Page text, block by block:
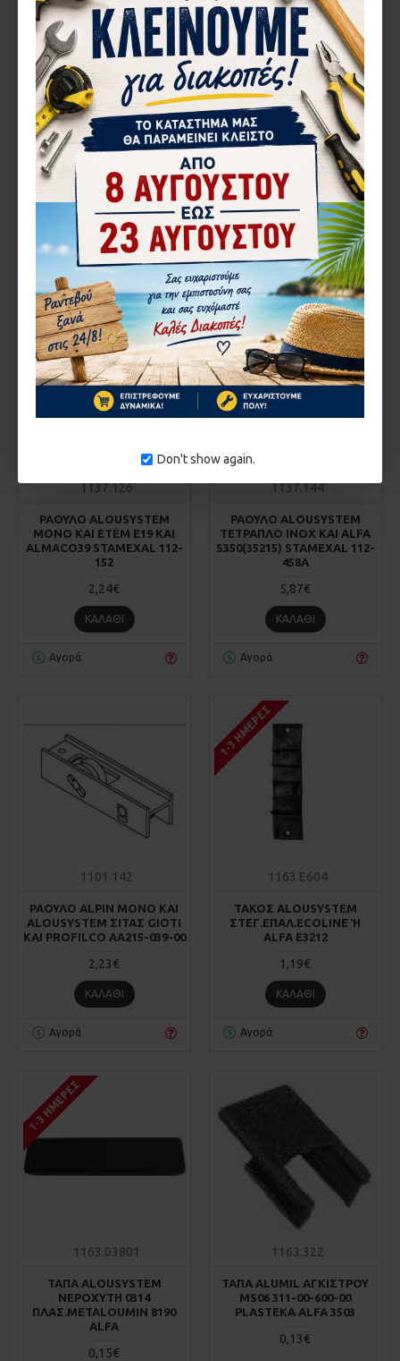
Don't show again.
1101.104
ΡΑΟΥΛΟ ALOUSYSTEM
ΜΟΝΟ GIOTI
2,16€
ΚΑΛΆΘΙ
Αγορά
1137.143
ΡΑΟΥΛΟ ALOUSYSTEM
ΜΟΝΟ INOX KAI ALFA
S350(35215) STAMEXAL 112-
158A
3,39€
ΚΑΛΆΘΙ
1137.126
ΡΑΟΥΛΟ ALOUSYSTEM
ΜΟΝΟ KAI ΕΤΕΜ Ε19 KAI
ALMACO39 STAMEXAL 112-
152
2,24€
ΚΑΛΆΘΙ
Αγορά
1-3 ΗΜΈΡΕΣ
1137.144
ΡΑΟΥΛΟ ALOUSYSTEM
ΤΕΤΡΑΠΛΟ ΙΝΟΧ KAI ALFA
S350(35215) STAMEXAL 112-
458A
5,87€
ΚΑΛΆΘΙ
Αγορά
1101.142
ΡΑΟΥΛΟ ALPIN ΜΟΝΟ KAI
ALOUSYSTEM ΣΙΤΑΣ GIOTI
KAI PROFILCO AA215-039-00
2,23€
ΚΑΛΆΘΙ
Αγορά
1-3 ΗΜΈΡΕΣ
1163.Ε604
ΤΑΚΟΣ ALOUSYSTEM
ΣΤΕΓ.ΕΠΑΛ.ECOLINE Ή A
LFA Ε3212
1,19€
ΚΑΛΆΘΙ
Αγορά
1-3 ΗΜΈΡΕΣ
1163.03801
ΤΑΠΑ ALOUSYSTEM
ΝΕΡΟΧΥΤΗ 0314
ΠΛΑΣ.METALOUMIN 8190
ALFA
0,15€
1163.322
ΤΑΠΑ ALUMIL ΑΓΚΙΣΤΡΟΥ
MS06 311-00-600-00
PLASTEKA ALFA 3503
0,13€